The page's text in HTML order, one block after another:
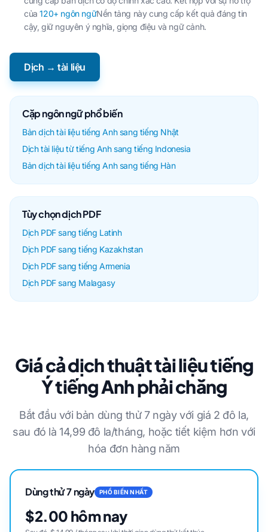
của120+ ngôn ngữNền tảng này cung cấp kết quả đáng tin
cậy, giữ nguyên ý nghĩa, giọng điệu và ngữ cảnh.
Dịch → tài liệu
Cặp ngôn ngữ phổ biến
Bản dịch tài liệu tiếng Anh sang tiếng Nhật
Dịch tài liệu từ tiếng Anh sang tiếng Indonesia
Bản dịch tài liệu tiếng Anh sang tiếng Hàn
Tùy chọn dịch PDF
Dịch PDF sang tiếng Latinh
Dịch PDF sang tiếng Kazakhstan
Dịch PDF sang tiếng Armenia
Dịch PDF sang Malagasy
Giá cả dịch thuật tài liệu tiếng
Ý tiếng Anh phải chăng
Bắt đầu với bản dùng thử 7 ngày với giá 2 đô la,
sau đó là 14,99 đô la/tháng, hoặc tiết kiệm hơn với
hóa đơn hàng năm
Dùng thử 7 ngày PHỔ BIẾN NHẤT
$2.00 hôm nay